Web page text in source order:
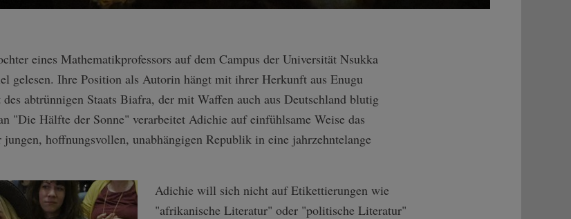
eines Mathematikprofessors auf dem Campus der Universität Nsukka
gelesen. Ihre Position als Autorin hängt mit ihrer Herkunft aus Enugu
abtrünnigen Staats Biafra, der mit Waffen auch aus Deutschland blutig
"Die Hälfte der Sonne" verarbeitet Adichie auf einfühlsame Weise das
hoffnungsvollen, unabhängigen Republik in eine jahrzehntelange
Adichie will sich nicht auf Etikettierungen wie
"afrikanische Literatur" oder "politische Literatur"